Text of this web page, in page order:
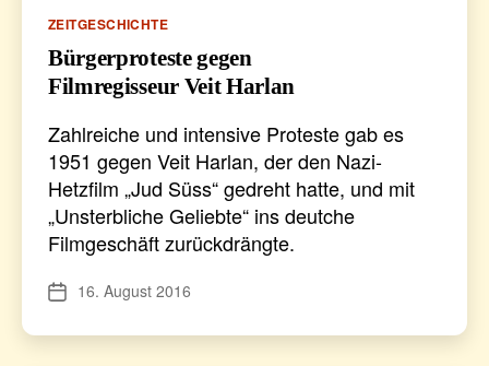
Kategorien
ZEITGESCHICHTE
Bürgerproteste gegen
Filmregisseur Veit Harlan
Zahlreiche und intensive Proteste gab es
1951 gegen Veit Harlan, der den Nazi-
Hetzfilm „Jud Süss“ gedreht hatte, und mit
„Unsterbliche Geliebte“ ins deutche
Filmgeschäft zurückdrängte.
Veröffentlichungsdatum
16. August 2016